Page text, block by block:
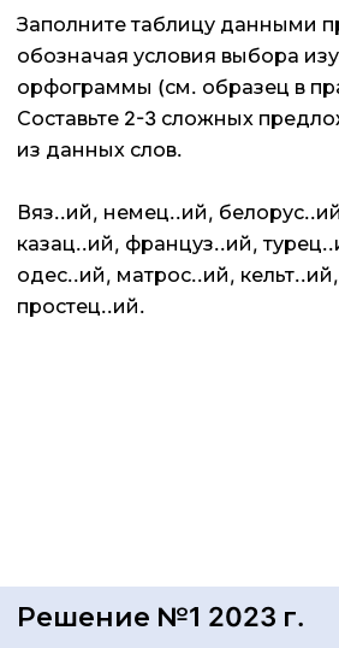
Заполните таблицу данными
обозначая условия выбора
орфограммы (см. образец в
Составьте 2-3 сложных
из данных слов.
Вяз..ий, немец..ий,
казац..ий, француз..ий,
одес..ий, матрос..ий,
простец..ий.
Решение №1 2023 г.